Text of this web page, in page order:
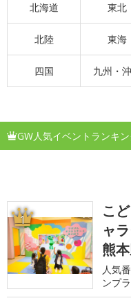
北海道 東北
北陸 東海
四国 九州・
GW人気イベントランキ
1
こ
ャ
熊
人気
ンプ